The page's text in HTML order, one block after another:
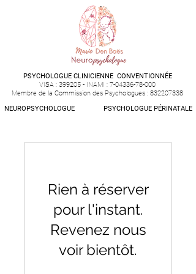
​Membre de la Commission des Psychologues : 832207338
NEUROPSYCHOLOGUE
PSYCHOLOGUE CLINICIENNE CONVENTIONNÉE
VISA : 399205 - INAMI : 7-04336-78-000
PSYCHOLOGUE PÉRINATALE
Rien à réserver
pour l'instant.
Revenez nous
voir bientôt.